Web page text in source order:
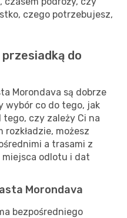
czego potrzebujesz,
do
Morondava są dobrze
wybór co do tego, jak
czy zależy Ci na
możesz
a trasami z
miejsca odlotu i dat
Morondava
bezpośredniego